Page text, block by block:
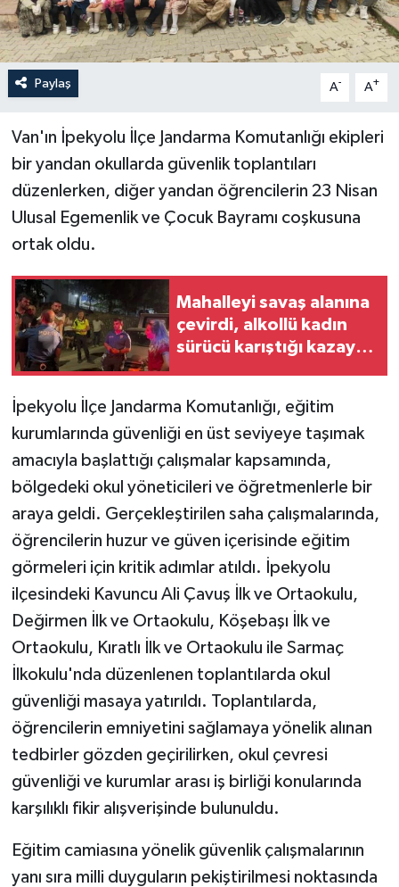
Paylaş A- A+
Van'ın İpekyolu İlçe Jandarma Komutanlığı ekipleri
bir yandan okullarda güvenlik toplantıları
düzenlerken, diğer yandan öğrencilerin 23 Nisan
Ulusal Egemenlik ve Çocuk Bayramı coşkusuna
ortak oldu.
Mahalleyi savaş alanına
çevirdi, alkollü kadın
sürücü karıştığı kazayı
İpekyolu İlçe Jandarma Komutanlığı, eğitim
kurumlarında güvenliği en üst seviyeye taşımak
amacıyla başlattığı çalışmalar kapsamında,
bölgedeki okul yöneticileri ve öğretmenlerle bir
araya geldi. Gerçekleştirilen saha çalışmalarında,
öğrencilerin huzur ve güven içerisinde eğitim
görmeleri için kritik adımlar atıldı. İpekyolu
ilçesindeki Kavuncu Ali Çavuş İlk ve Ortaokulu,
Değirmen İlk ve Ortaokulu, Köşebaşı İlk ve
Ortaokulu, Kıratlı İlk ve Ortaokulu ile Sarmaç
İlkokulu'nda düzenlenen toplantılarda okul
güvenliği masaya yatırıldı. Toplantılarda,
öğrencilerin emniyetini sağlamaya yönelik alınan
tedbirler gözden geçirilirken, okul çevresi
güvenliği ve kurumlar arası iş birliği konularında
karşılıklı fikir alışverişinde bulunuldu.
Eğitim camiasına yönelik güvenlik çalışmalarının
yanı sıra milli duyguların pekiştirilmesi noktasında